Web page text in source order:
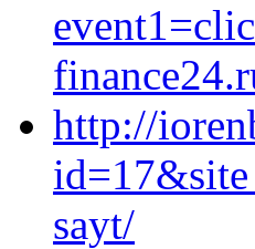
http://
sayt/